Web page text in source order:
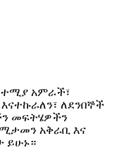
አምራች፣
ለደንበኞች
መፍትሄዎችን
አቅራቢ እና
ይሁኑ።